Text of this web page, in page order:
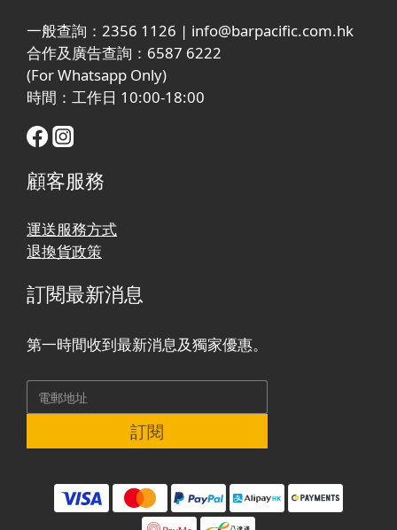
一般查詢：2356 1126 | info@barpacific.com.hk
合作及廣告查詢：6587 6222
(For Whatsapp Only)
時間：工作日 10:00-18:00
顧客服務
運送服務方式
退換貨政策
訂閱最新消息
第一時間收到最新消息及獨家優惠。
訂閱